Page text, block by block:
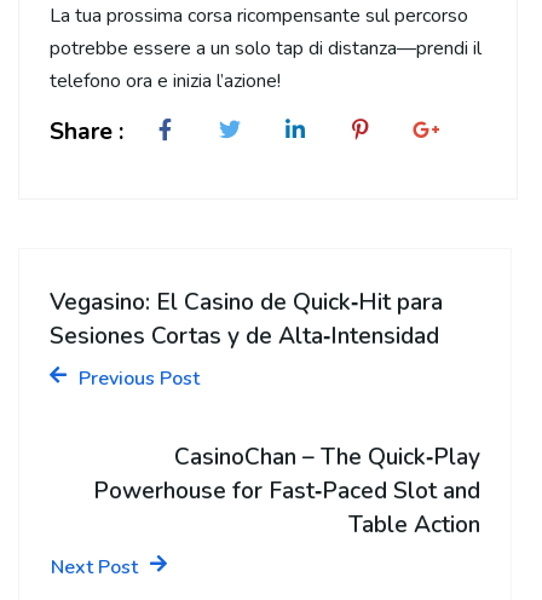
La tua prossima corsa ricompensante sul percorso
potrebbe essere a un solo tap di distanza—prendi il
telefono ora e inizia l’azione!
Share :
Vegasino: El Casino de Quick‑Hit para
Sesiones Cortas y de Alta‑Intensidad
Previous Post
CasinoChan – The Quick‑Play
Powerhouse for Fast‑Paced Slot and
Table Action
Next Post